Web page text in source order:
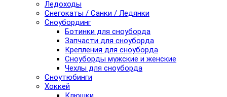
Ледоходы
Снегокаты / Санки / Ледянки
Сноубординг
Ботинки для сноуборда
Запчасти для сноуборда
Крепления для сноуборда
Сноуборды мужские и женские
Чехлы для сноуборда
Сноутюбинги
Хоккей